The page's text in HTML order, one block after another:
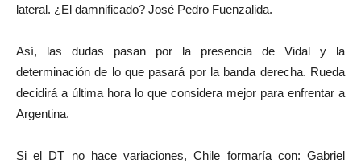
lateral. ¿El damnificado? José Pedro Fuenzalida.
Así, las dudas pasan por la presencia de Vidal y la
determinación de lo que pasará por la banda derecha. Rueda
decidirá a última hora lo que considera mejor para enfrentar a
Argentina.
Si el DT no hace variaciones, Chile formaría con: Gabriel